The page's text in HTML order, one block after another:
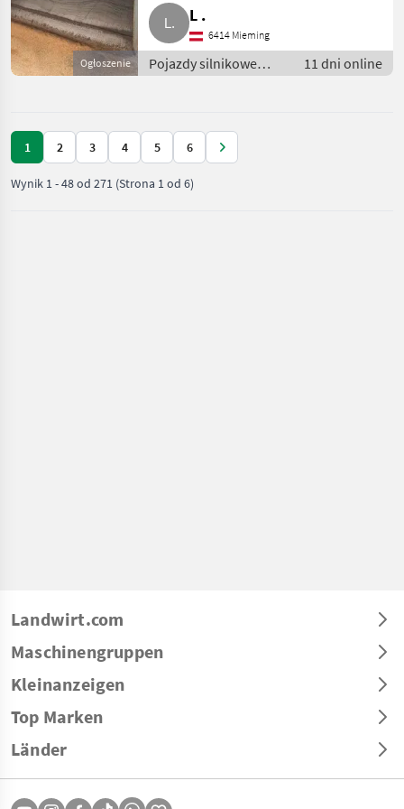
Ogłoszenie
L .
6414 Mieming
Pojazdy silnikowe
rolnicze / Ładowarki
11 dni online
1 2 3 4 5 6
Wynik 1-48od 271 (Strona 1 od 6)
Landwirt.com
Maschinengruppen
Kleinanzeigen
Top Marken
Länder